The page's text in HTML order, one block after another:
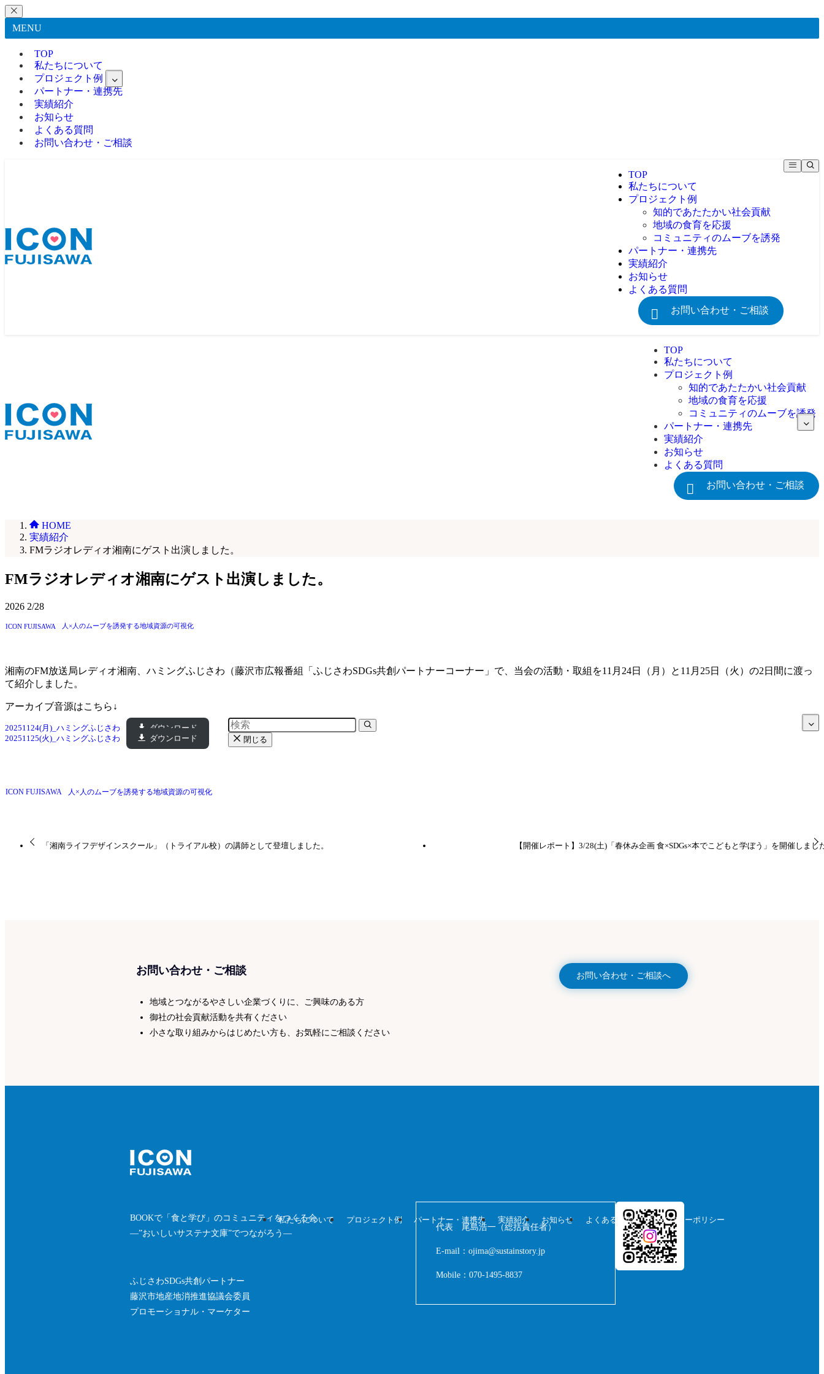
MENU
TOP
私たちについて
プロジェクト例
パートナー・連携先
実績紹介
お知らせ
よくある質問
お問い合わせ・ご相談
TOP
私たちについて
プロジェクト例
知的であたたかい社会貢献
地域の食育を応援
コミュニティのムーブを誘発
パートナー・連携先
実績紹介
お知らせ
よくある質問
お問い合わせ・ご相談
TOP
私たちについて
プロジェクト例
知的であたたかい社会貢献
地域の食育を応援
コミュニティのムーブを誘発
パートナー・連携先
実績紹介
お知らせ
よくある質問
お問い合わせ・ご相談
HOME
実績紹介
FMラジオレディオ湘南にゲスト出演しました。
FMラジオレディオ湘南にゲスト出演しました。
2026 2/28
ICON FUJISAWA 人×人のムーブを誘発する地域資源の可視化
湘南のFM放送局レディオ湘南、ハミングふじさわ（藤沢市広報番組「ふじさわSDGs共創パートナーコーナー」で、当会の活動・取組を11月24日（月）と11月25日（火）の2日間に渡っ
て紹介しました。
アーカイブ音源はこちら↓
20251124(月)_ハミングふじさわ
ダウンロード
20251125(火)_ハミングふじさわ
ダウンロード
ICON FUJISAWA 人×人のムーブを誘発する地域資源の可視化
「湘南ライフデザインスクール」（トライアル校）の講師として登壇しました。 【開催レポート】3/28(土)「春休み企画 食×SDGs×本でこどもと学ぼう」を開催しまし
お問い合わせ・ご相談
地域とつながるやさしい企業づくりに、ご興味のある方
御社の社会貢献活動を共有ください
小さな取り組みからはじめたい方も、お気軽にご相談ください
お問い合わせ・ご相談へ
BOOKで「食と学び」のコミュニティをつくる会
—”おいしいサステナ文庫”でつながろう—
ふじさわSDGs共創パートナー
藤沢市地産地消推進協議会委員
プロモーショナル・マーケター
代表 尾島浩一（総括責任者）
E-mail：ojima@sustainstory.jp
Mobile：070-1495-8837
私たちについて プロジェクト例 パートナー・連携先 実績紹介 お知らせ よくある質問 プライバシーポリシー
閉じる